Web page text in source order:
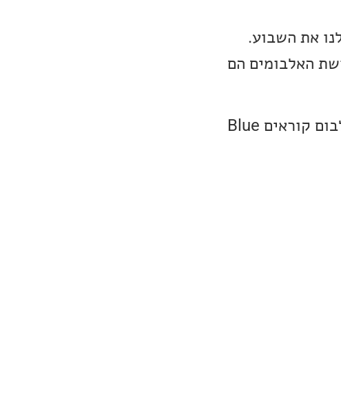
את השבוע.
האלבומים הם
נתחיל הפעם מאלבום חדש של הזמרת הנפלאה Sarah Jarosz, לאלבום קוראים Blue